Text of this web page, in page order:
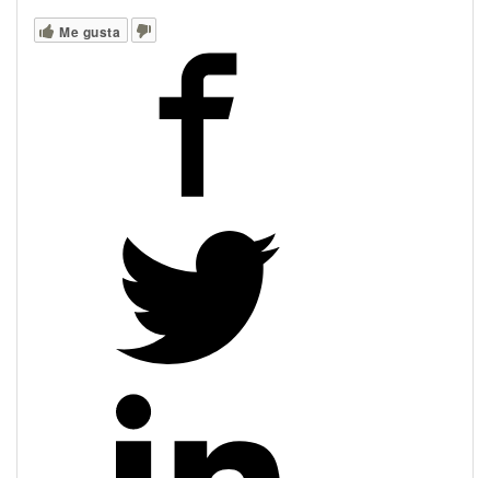
Me gusta